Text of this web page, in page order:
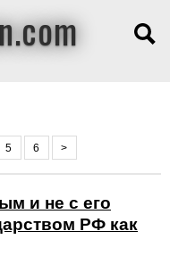
5 6 >
и не с его
РФ как